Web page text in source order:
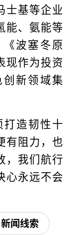
士基等企业
能、氨能等
波塞冬原
现作为投资
新领域集
打造韧性十
有阻力，也
，我们航行
心永远不会
新闻线索